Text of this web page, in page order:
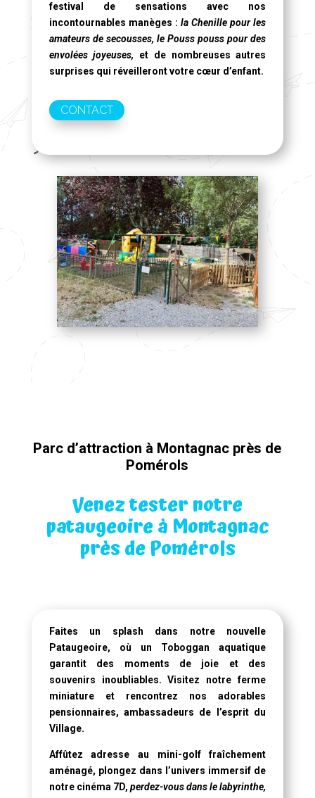
festival de sensations avec nos
incontournables manèges : la Chenille pour les
amateurs de secousses, le Pouss pouss pour des
envolées joyeuses, et de nombreuses autres
surprises qui réveilleront votre cœur d’enfant.
CONTACT
Parc d’attraction à Montagnac près de
Pomérols
Venez tester notre
pataugeoire à Montagnac
près de Pomérols
Faites un splash dans notre nouvelle
Pataugeoire, où un Toboggan aquatique
garantit des moments de joie et des
souvenirs inoubliables. Visitez notre ferme
miniature et rencontrez nos adorables
pensionnaires, ambassadeurs de l’esprit du
Village.
Affûtez adresse au mini-golf fraîchement
aménagé, plongez dans l’univers immersif de
notre cinéma 7D,perdez-vous dans le labyrinthe,